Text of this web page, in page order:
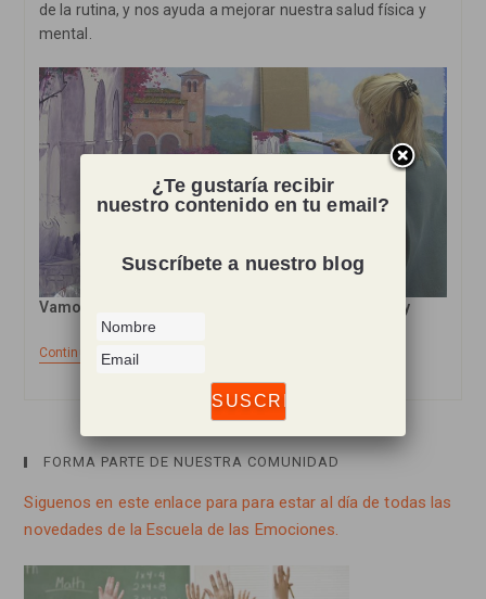
de la rutina, y nos ayuda a mejorar nuestra salud física y
mental.
Vamos a ver por qué es beneficioso tener un hobby
Continuar Leyendo
Hobby
FORMA PARTE DE NUESTRA COMUNIDAD
Siguenos en este enlace para para estar al día de todas las
novedades de la Escuela de las Emociones.
¿Te gustaría recibir
nuestro contenido en tu email?
Suscríbete a nuestro blog